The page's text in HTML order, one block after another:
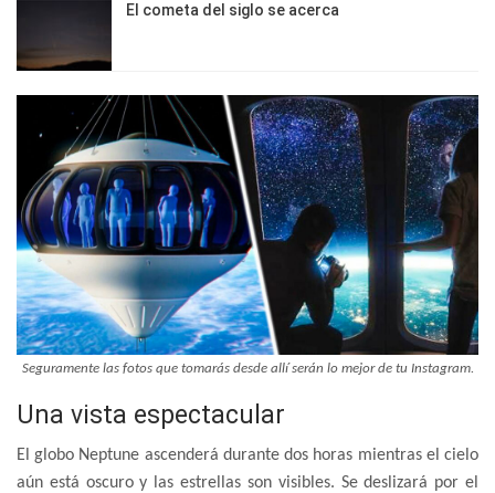
El cometa del siglo se acerca
Seguramente las fotos que tomarás desde allí serán lo mejor de tu Instagram.
Una vista espectacular
El globo Neptune ascenderá durante dos horas mientras el cielo
aún está oscuro y las estrellas son visibles. Se deslizará por el